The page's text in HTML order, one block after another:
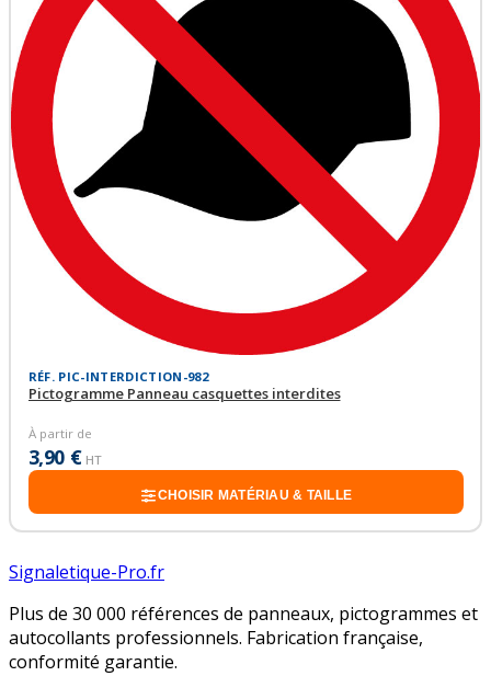
RÉF. PIC-INTERDICTION-982
Pictogramme Panneau casquettes interdites
À partir de
3,90 € HT
CHOISIR MATÉRIAU & TAILLE
Signaletique-Pro.fr
Plus de 30 000 références de panneaux, pictogrammes et
autocollants professionnels. Fabrication française,
conformité garantie.